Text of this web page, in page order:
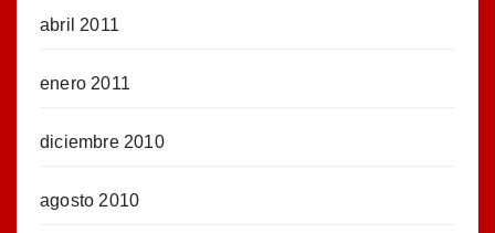
abril 2011
enero 2011
diciembre 2010
agosto 2010